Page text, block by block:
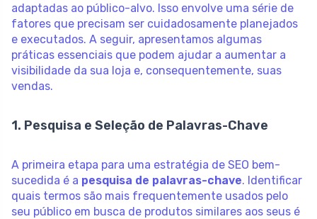
adaptadas ao público-alvo. Isso envolve uma série de
fatores que precisam ser cuidadosamente planejados
e executados. A seguir, apresentamos algumas
práticas essenciais que podem ajudar a aumentar a
visibilidade da sua loja e, consequentemente, suas
vendas.
1. Pesquisa e Seleção de Palavras-Chave
A primeira etapa para uma estratégia de SEO bem-
sucedida é a pesquisa de palavras-chave. Identificar
quais termos são mais frequentemente usados pelo
seu público em busca de produtos similares aos seus é